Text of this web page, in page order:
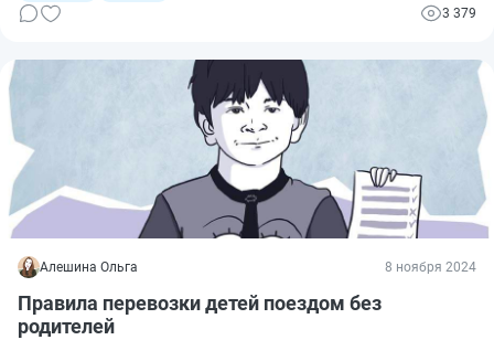
3 379
Алешина Ольга 8 ноября 2024
Правила перевозки детей поездом без
родителей